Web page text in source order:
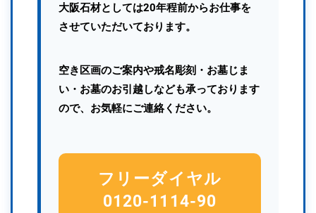
大阪石材としては20年程前からお仕事を
させていただいております。
空き区画のご案内や戒名彫刻・お墓じま
い・お墓のお引越しなども承っております
ので、お気軽にご連絡ください。
フリーダイヤル
0120-1114-90